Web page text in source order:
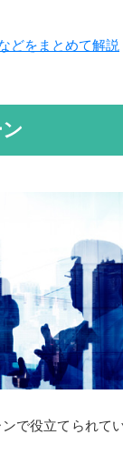
どをまとめて解説
で役立てられて